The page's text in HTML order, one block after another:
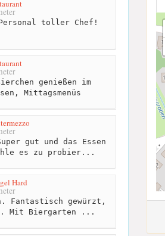
toller Chef!
genießen im
Mittagsmenüs
gut und das Essen
es zu probier...
Hard
Fantastisch gewürzt,
Mit Biergarten ...